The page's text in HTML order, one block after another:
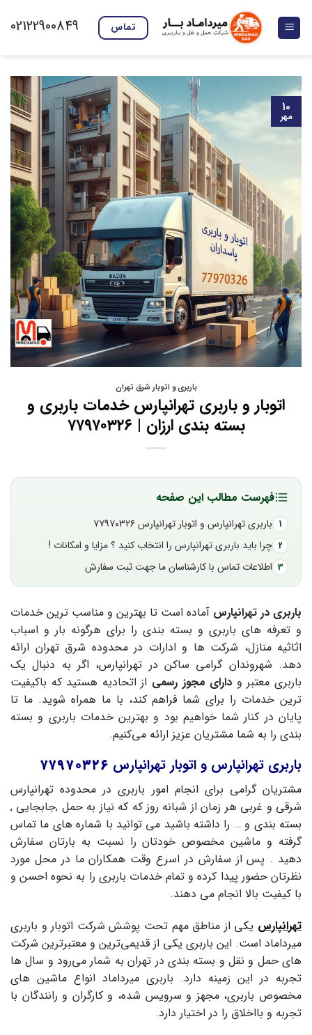
content
تماس 02122900849
۱۰
مهر
باربری و اتوبار شرق تهران
اتوبار و باربری تهرانپارس خدمات باربری و
بسته‌ بندی ارزان | ۷۷۹۷۰۳۲۶
فهرست مطالب این صفحه
باربری تهرانپارس و اتوبار تهرانپارس ۷۷۹۷۰۳۲۶
چرا باید باربری تهرانپارس را انتخاب کنید ؟ مزایا و امکانات !
اطلاعات تماس با کارشناسان ما جهت ثبت سفارش
باربری در تهرانپارس آماده است تا بهترین و مناسب‌ ترین خدمات
و تعرفه‌ های باربری و بسته‌ بندی را برای هرگونه بار و اسباب‌
اثاثیه منازل، شرکت‌ ها و ادارات در محدوده شرق تهران ارائه
دهد. شهروندان گرامی ساکن در تهرانپارس، اگر به دنبال یک
باربری معتبر و دارای مجوز رسمی از اتحادیه هستید که باکیفیت‌
ترین خدمات را برای شما فراهم کند، با ما همراه شوید. ما تا
پایان در کنار شما خواهیم بود و بهترین خدمات باربری و بسته‌
بندی را به شما مشتریان عزیز ارائه می‌کنیم.
باربری تهرانپارس و اتوبار تهرانپارس ۷۷۹۷۰۳۲۶
مشتریان گرامی برای انجام امور باربری در محدوده تهرانپارس
شرقی و غربی هر زمان از شبانه روز که که نیاز به حمل ,جابجایی ,
بسته بندی و … را داشته باشید می توانید با شماره های ما تماس
گرفته و ماشین مخصوص خودتان را نسبت به بارتان سفارش
دهید . پس از سفارش در اسرع وقت همکاران ما در محل مورد
نظرتان حضور پیدا کرده و تمام خدمات باربری را به نحوه احسن و
با کیفیت بالا انجام می دهند.
تهرانپارس یکی از مناطق مهم تحت پوشش شرکت اتوبار و باربری
میرداماد است. این باربری یکی از قدیمی‌ترین و معتبرترین شرکت‌
های حمل و نقل و بسته‌ بندی در تهران به شمار می‌رود و سال‌ ها
تجربه در این زمینه دارد. باربری میرداماد انواع ماشین‌ های
مخصوص باربری، مجهز و سرویس شده، و کارگران و رانندگان با
تجربه و بااخلاق را در اختیار دارد.